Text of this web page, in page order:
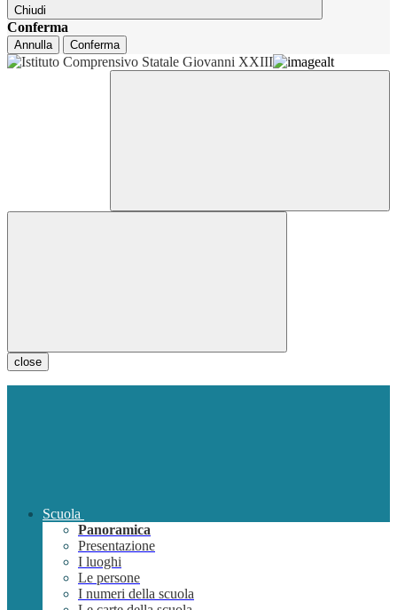
Chiudi
Conferma
Annulla Conferma
close
Scuola
Panoramica
Presentazione
I luoghi
Le persone
I numeri della scuola